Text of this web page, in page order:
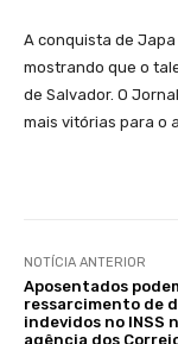
A conquista de
mostrando que o
de Salvador. O
mais vitórias para o
NOTÍCIA ANTERIOR
Aposentados
ressarcimento de
indevidos no INSS
agência dos